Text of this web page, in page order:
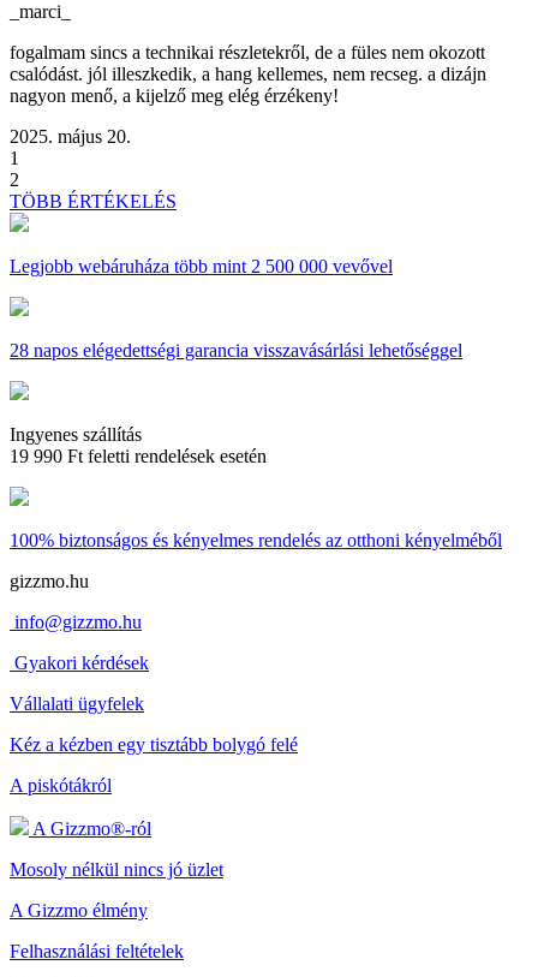
_marci_
fogalmam sincs a technikai részletekről, de a füles nem okozott
csalódást. jól illeszkedik, a hang kellemes, nem recseg. a dizájn
nagyon menő, a kijelző meg elég érzékeny!
2025. május 20.
1
2
TÖBB ÉRTÉKELÉS
Legjobb webáruháza több mint 2 500 000 vevővel
28 napos elégedettségi garancia visszavásárlási lehetőséggel
Ingyenes szállítás
19 990 Ft feletti rendelések esetén
100% biztonságos és kényelmes rendelés az otthoni kényelméből
gizzmo.hu
info@gizzmo.hu
Gyakori kérdések
Vállalati ügyfelek
Kéz a kézben egy tisztább bolygó felé
A piskótákról
A Gizzmo®-ról
Mosoly nélkül nincs jó üzlet
A Gizzmo élmény
Felhasználási feltételek